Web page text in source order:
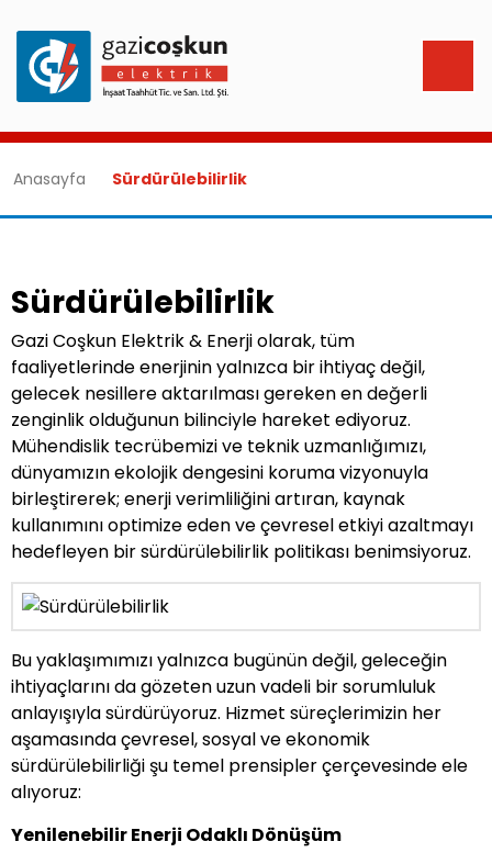
Anasayfa Sürdürülebilirlik
Sürdürülebilirlik
Gazi Coşkun Elektrik & Enerji olarak, tüm
faaliyetlerinde enerjinin yalnızca bir ihtiyaç değil,
gelecek nesillere aktarılması gereken en değerli
zenginlik olduğunun bilinciyle hareket ediyoruz.
Mühendislik tecrübemizi ve teknik uzmanlığımızı,
dünyamızın ekolojik dengesini koruma vizyonuyla
birleştirerek; enerji verimliliğini artıran, kaynak
kullanımını optimize eden ve çevresel etkiyi azaltmayı
hedefleyen bir sürdürülebilirlik politikası benimsiyoruz.
Bu yaklaşımımızı yalnızca bugünün değil, geleceğin
ihtiyaçlarını da gözeten uzun vadeli bir sorumluluk
anlayışıyla sürdürüyoruz. Hizmet süreçlerimizin her
aşamasında çevresel, sosyal ve ekonomik
sürdürülebilirliği şu temel prensipler çerçevesinde ele
alıyoruz:
Yenilenebilir Enerji Odaklı Dönüşüm